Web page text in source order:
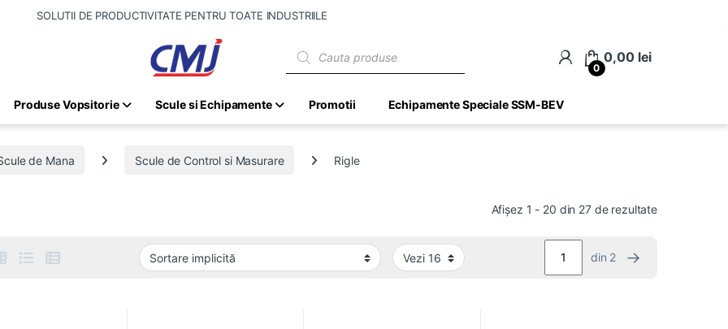
SOLUTII DE PRODUCTIVITATE PENTRU TOATE INDUSTRIILE
0
0,00 lei
Produse Vopsitorie Scule si Echipamente Promotii Echipamente Speciale SSM-BEV
de Mana Scule de Control si Masurare Rigle
Afișez 1 - 20 din 27 de rezultate
din 2 →